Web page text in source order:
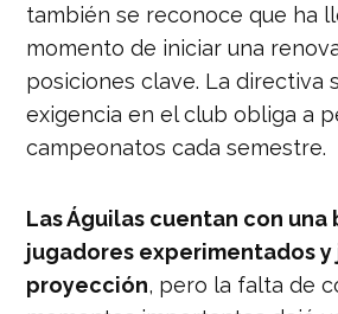
también se reconoce que ha
momento de iniciar una
posiciones clave. La directiva
exigencia en el club obliga a
campeonatos cada semestre.
Las Águilas cuentan con una
jugadores experimentados y
proyección, pero la falta de